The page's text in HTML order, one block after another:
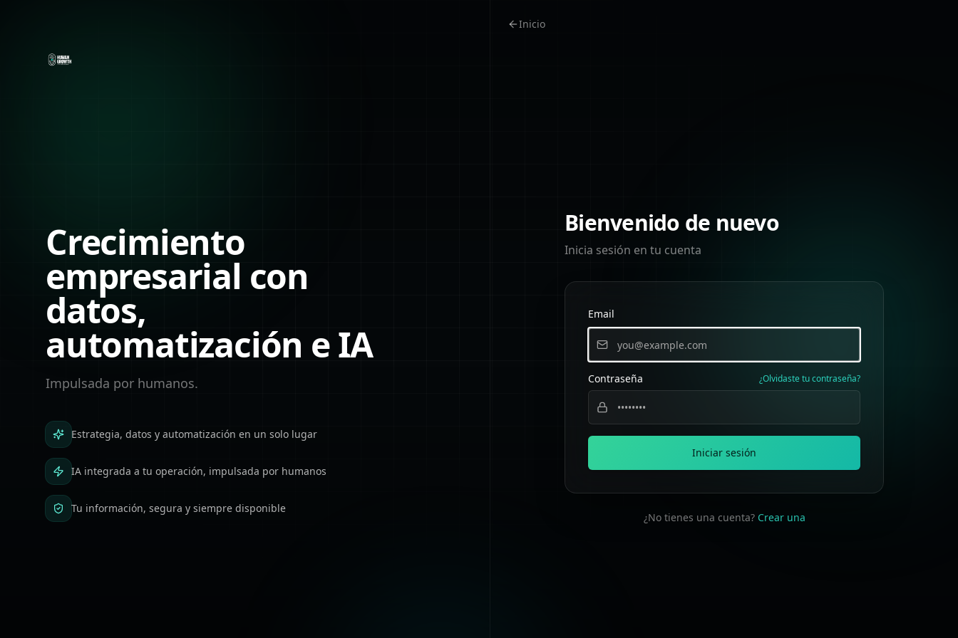
Crecimiento
empresarial con
datos,
automatización e IA
Impulsada por humanos.
Estrategia, datos y automatización en un solo lugar
IA integrada a tu operación, impulsada por humanos
Tu información, segura y siempre disponible
Inicio
Bienvenido de nuevo
Inicia sesión en tu cuenta
Email
Contraseña ¿Olvidaste tu contraseña?
Iniciar sesión
¿No tienes una cuenta? Crear una